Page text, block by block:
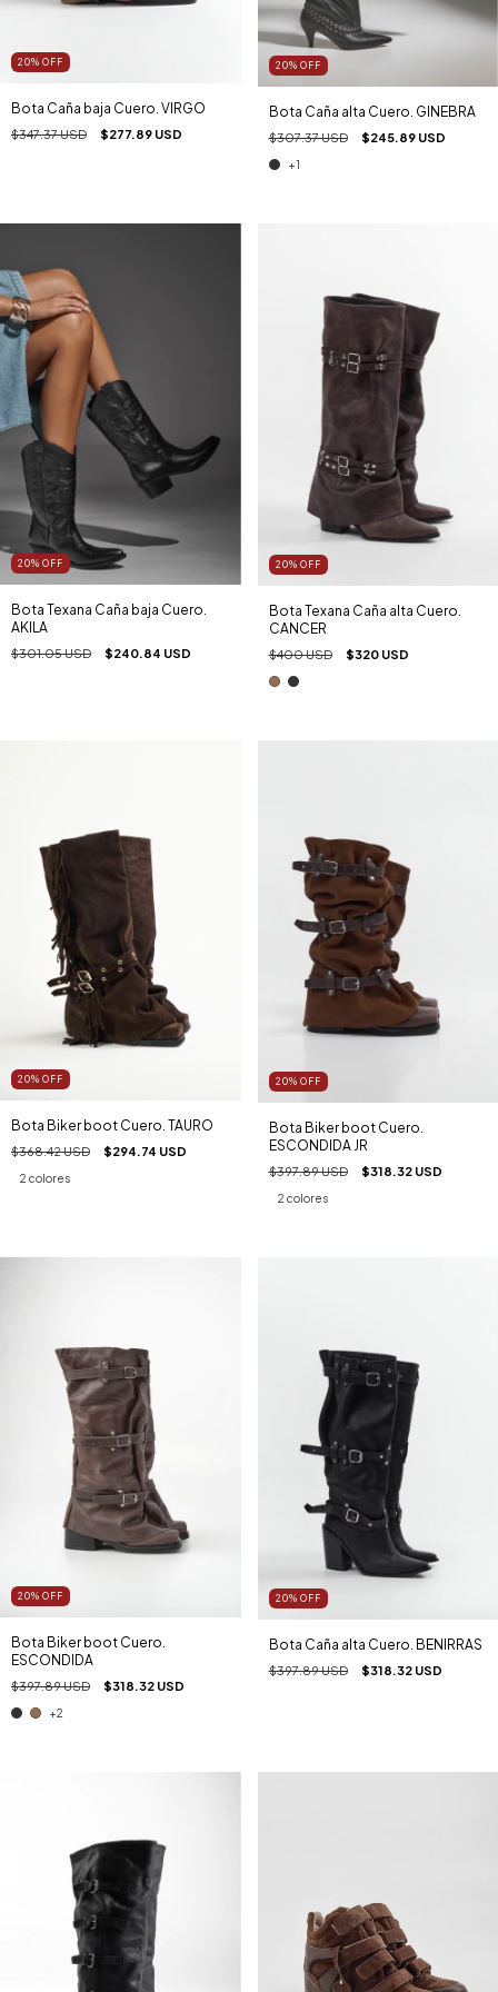
20% OFF
Bota Caña baja Cuero. VIRGO
$347.37 USD $277.89 USD
20% OFF
Bota Caña alta Cuero. GINEBRA
$307.37 USD $245.89 USD
+1
20% OFF
Bota Texana Caña baja Cuero.
AKILA
$301.05 USD $240.84 USD
20% OFF
Bota Texana Caña alta Cuero.
CANCER
$400 USD $320 USD
20% OFF
Bota Biker boot Cuero. TAURO
$368.42 USD $294.74 USD
2 colores
20% OFF
Bota Biker boot Cuero.
ESCONDIDA JR
$397.89 USD $318.32 USD
2 colores
20% OFF
Bota Biker boot Cuero.
ESCONDIDA
$397.89 USD $318.32 USD
+2
20% OFF
Bota Caña alta Cuero. BENIRRAS
$397.89 USD $318.32 USD